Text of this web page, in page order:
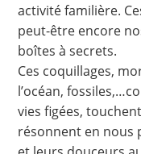
activité familière.
peut-être encore
boîtes à secrets.
Ces coquillages,
l’océan,
vies figées,
résonnent en nous